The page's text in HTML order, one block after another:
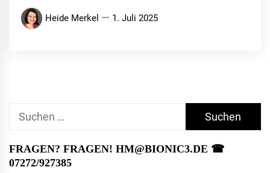
Heide Merkel 1. Juli 2025
Suchen
FRAGEN? FRAGEN! HM@BIONIC3.DE ☎︎
07272/927385